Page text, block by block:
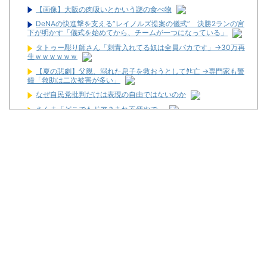
【画像】大阪の肉吸いとかいう謎の食べ物
DeNAの快進撃を支える”レイノルズ提案の儀式” 決勝2ランの宮
下が明かす「儀式を始めてから、チームが一つになっている」
タトゥー彫り師さん「刺青入れてる奴は全員バカです」→30万再
生ｗｗｗｗｗｗ
【夏の悲劇】父親、溺れた息子を救おうとしてﾀﾋ亡 →専門家も警
鐘「救助は二次被害が多い」
なぜ自民党批判だけは表現の自由ではないのか
さんま「どこでもドア？あれ不便やで」